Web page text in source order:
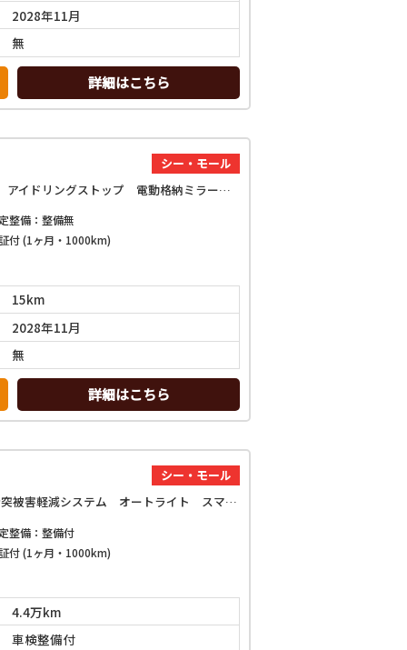
2028年11月
無
詳細はこちら
シー・モール
Xターボ バックカメラ クリアランスソナー 衝突被害軽減システム オートライト LEDヘッドランプ スマートキー アイドリングストップ 電動格納ミラー サンルーフ CVT 盗難防止システム ABS ESC
整備：整備無
付 (1ヶ月・1000km)
15km
2028年11月
無
詳細はこちら
シー・モール
Xリミテッド SAIII 4WD ドライブレコーダー バックカメラ 両側電動スライドドア ナビ クリアランスソナー 衝突被害軽減システム オートライト スマートキー アイドリングストップ 電動格納ミラー シートヒーター
整備：整備付
付 (1ヶ月・1000km)
4.4万km
車検整備付